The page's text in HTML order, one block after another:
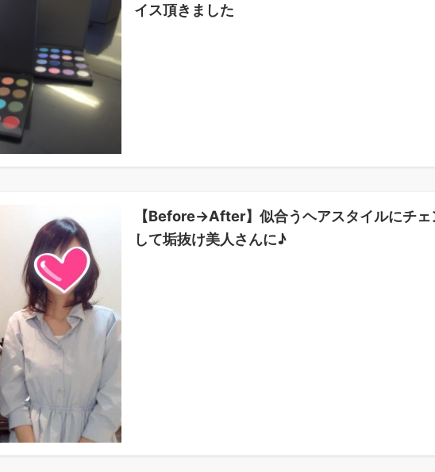
イス頂きました
【Before→After】似合うヘアスタイルにチェ
して垢抜け美人さんに♪